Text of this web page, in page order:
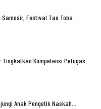
Festival Tao Toba
Kompetensi Petugas
Anak Pengetik Naskah…